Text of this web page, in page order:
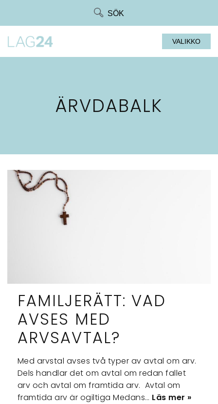
SÖK
VALIKKO
ÄRVDABALK
FAMILJERÄTT: VAD
AVSES MED
ARVSAVTAL?
Med arvstal avses två typer av avtal om arv.
Dels handlar det om avtal om redan fallet
arv och avtal om framtida arv. Avtal om
framtida arv är ogiltiga Medans… Läs mer »